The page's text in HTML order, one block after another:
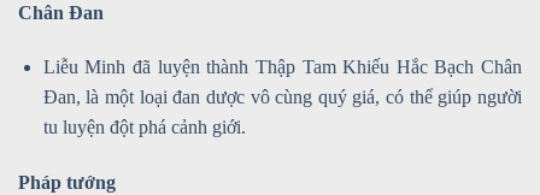
Chân Đan
Liễu Minh đã luyện thành Thập Tam Khiếu Hắc Bạch Chân
Đan, là một loại đan dược vô cùng quý giá, có thể giúp người
tu luyện đột phá cảnh giới.
Pháp tướng